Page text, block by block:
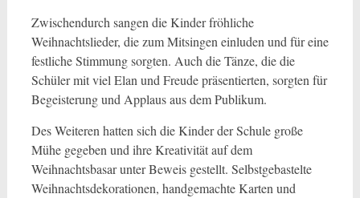
Zwischendurch sangen die Kinder fröhliche
Weihnachtslieder, die zum Mitsingen einluden und für eine
festliche Stimmung sorgten. Auch die Tänze, die die
Schüler mit viel Elan und Freude präsentierten, sorgten für
Begeisterung und Applaus aus dem Publikum.
Des Weiteren hatten sich die Kinder der Schule große
Mühe gegeben und ihre Kreativität auf dem
Weihnachtsbasar unter Beweis gestellt. Selbstgebastelte
Weihnachtsdekorationen, handgemachte Karten und